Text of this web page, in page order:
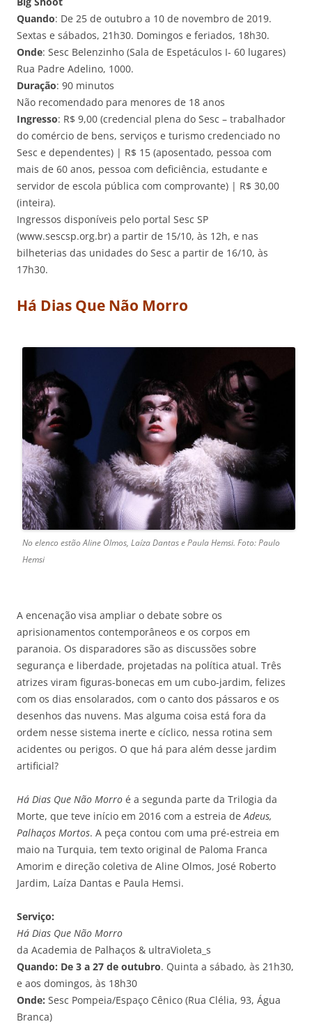
Quando: De 25 de outubro a 10 de novembro de 2019.
Sextas e sábados, 21h30. Domingos e feriados, 18h30.
Onde: Sesc Belenzinho (Sala de Espetáculos I- 60 lugares)
Rua Padre Adelino, 1000.
Duração: 90 minutos
Não recomendado para menores de 18 anos
Ingresso: R$ 9,00 (credencial plena do Sesc – trabalhador
do comércio de bens, serviços e turismo credenciado no
Sesc e dependentes) | R$ 15 (aposentado, pessoa com
mais de 60 anos, pessoa com deficiência, estudante e
servidor de escola pública com comprovante) | R$ 30,00
(inteira).
Ingressos disponíveis pelo portal Sesc SP
(www.sescsp.org.br) a partir de 15/10, às 12h, e nas
bilheterias das unidades do Sesc a partir de 16/10, às
17h30.
Há Dias Que Não Morro
No elenco estão Aline Olmos, Laíza Dantas e Paula Hemsi. Foto: Paulo
Hemsi
A encenação visa ampliar o debate sobre os
aprisionamentos contemporâneos e os corpos em
paranoia. Os disparadores são as discussões sobre
segurança e liberdade, projetadas na política atual. Três
atrizes viram figuras-bonecas em um cubo-jardim, felizes
com os dias ensolarados, com o canto dos pássaros e os
desenhos das nuvens. Mas alguma coisa está fora da
ordem nesse sistema inerte e cíclico, nessa rotina sem
acidentes ou perigos. O que há para além desse jardim
artificial?
Há Dias Que Não Morro é a segunda parte da Trilogia da
Morte, que teve início em 2016 com a estreia de Adeus,
Palhaços Mortos. A peça contou com uma pré-estreia em
maio na Turquia, tem texto original de Paloma Franca
Amorim e direção coletiva de Aline Olmos, José Roberto
Jardim, Laíza Dantas e Paula Hemsi.
Serviço:
Há Dias Que Não Morro
da Academia de Palhaços & ultraVioleta_s
Quando: De 3 a 27 de outubro. Quinta a sábado, às 21h30,
e aos domingos, às 18h30
Onde: Sesc Pompeia/Espaço Cênico (Rua Clélia, 93, Água
Branca)